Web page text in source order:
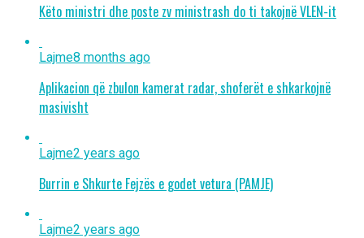
Këto ministri dhe poste zv ministrash do ti takojnë VLEN-it
Lajme8 months ago
Aplikacion që zbulon kamerat radar, shoferët e shkarkojnë
masivisht
Lajme2 years ago
Burrin e Shkurte Fejzës e godet vetura (PAMJE)
Lajme2 years ago